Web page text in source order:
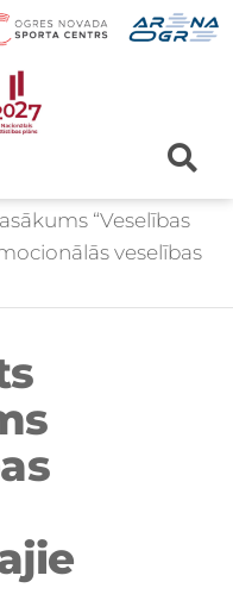
“Veselības
veselības